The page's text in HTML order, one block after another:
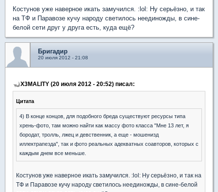
Костунов уже наверное икать замучился. :lol: Ну серьёзно, и так
на ТФ и Паравозе кучу народу светилось неединожды, в сине-
белой сети друг у друга есть, куда ещё?
Бригадир
20 июля 2012 - 21:08
X3MALITY (20 июля 2012 - 20:52) писал:
Цитата
4) В конце концов, для подобного бреда существуют ресурсы типа
хрень-фото, там можно найти как массу фото класса "Мне 13 лет, я
бородат, тролль, лжец и девственник, а еще - мошенизд
иллектрапезда", так и фото реальных адекватных соавторов, которых с
каждым днем все меньше.
Костунов уже наверное икать замучился. :lol: Ну серьёзно, и так на
ТФ и Паравозе кучу народу светилось неединожды, в сине-белой